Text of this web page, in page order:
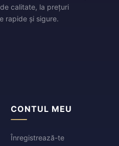
calitate, la prețuri
rapide și sigure.
CONTUL MEU
Înregistrează-te